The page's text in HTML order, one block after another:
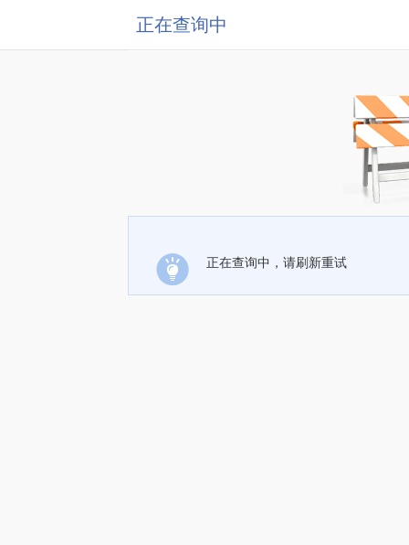
正在查询中
正在查询中，请刷新重试